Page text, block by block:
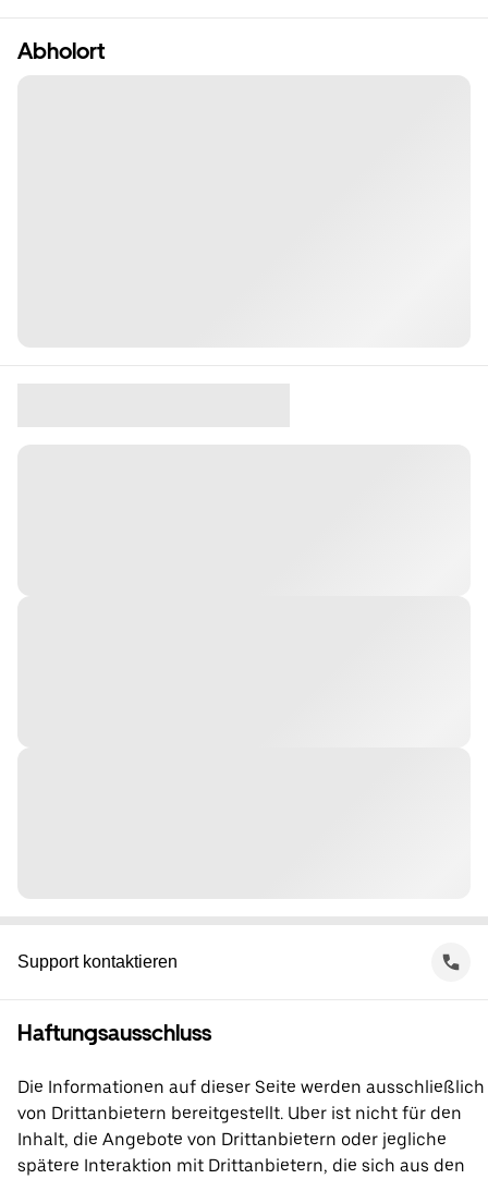
Abholort
Support kontaktieren
Haftungsausschluss
Die Informationen auf dieser Seite werden ausschließlich
von Drittanbietern bereitgestellt. Uber ist nicht für den
Inhalt, die Angebote von Drittanbietern oder jegliche
spätere Interaktion mit Drittanbietern, die sich aus den